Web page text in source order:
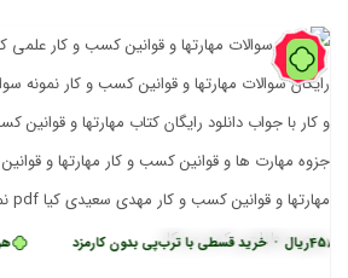
89%
هر قسط خرید قسطی با ترب‌پی بدون کارمزد